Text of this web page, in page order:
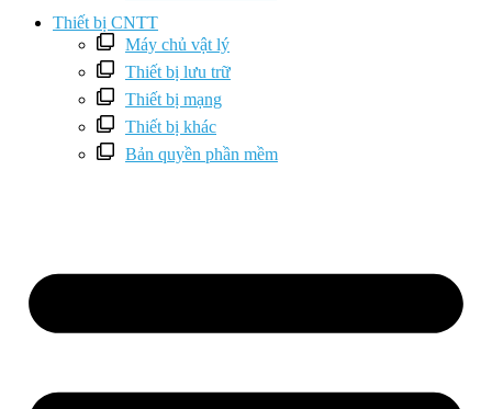
Thiết bị CNTT
Máy chủ vật lý
Thiết bị lưu trữ
Thiết bị mạng
Thiết bị khác
Bản quyền phần mềm